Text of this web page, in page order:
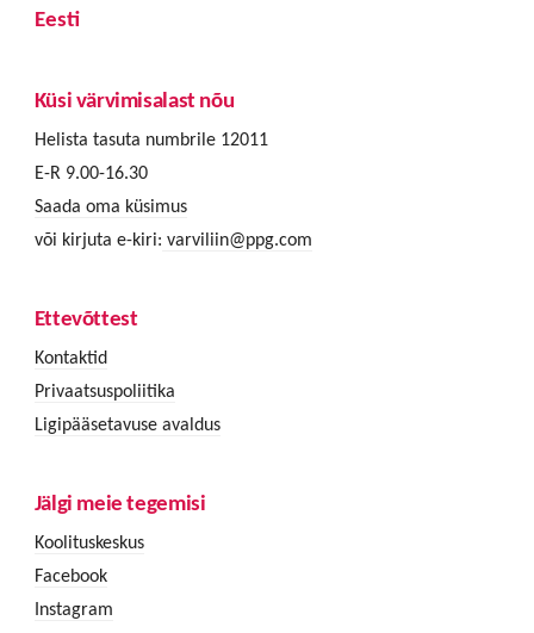
Eesti
Küsi värvimisalast nõu
Helista tasuta numbrile 12011
E-R 9.00-16.30
Saada oma küsimus
või kirjuta e-kiri: varviliin@ppg.com
Ettevõttest
Kontaktid
Privaatsuspoliitika
Ligipääsetavuse avaldus
Jälgi meie tegemisi
Koolituskeskus
Facebook
Instagram